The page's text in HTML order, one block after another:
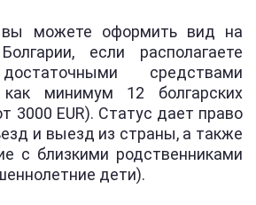
вы можете оформить вид на
если располагаете
средствами
минимум 12 болгарских
3000 EUR). Статус дает право
и выезд из страны, а также
с близкими родственниками
дети).